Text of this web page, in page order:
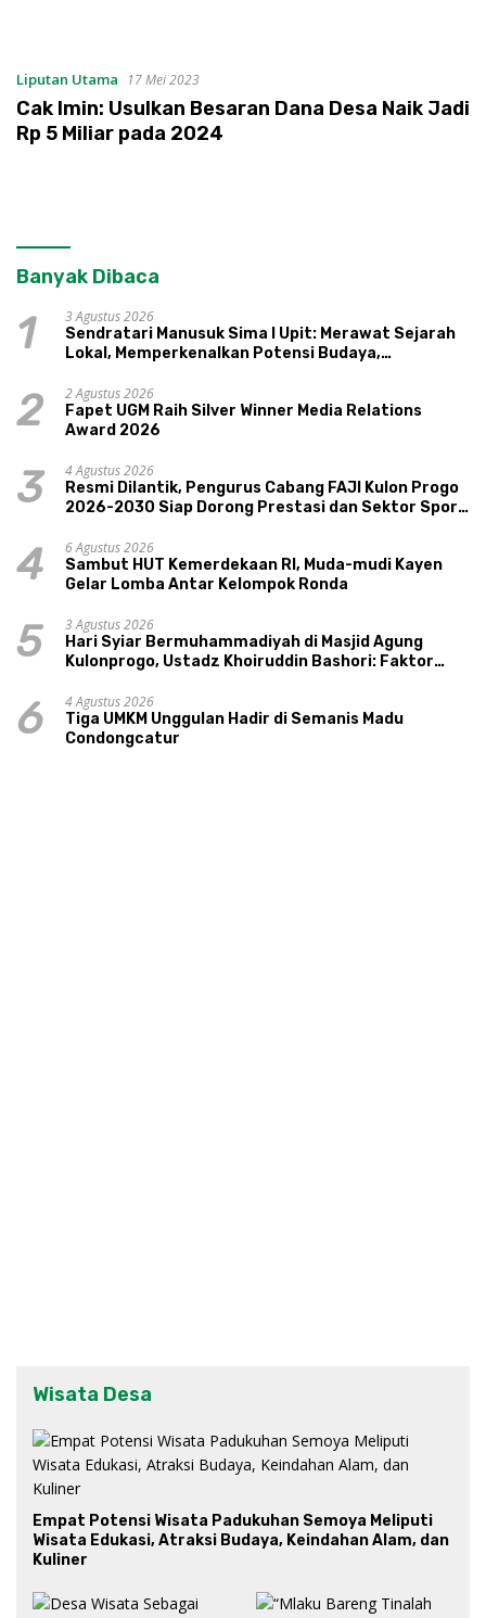
Liputan Utama 17 Mei 2023
Cak Imin: Usulkan Besaran Dana Desa Naik Jadi
Rp 5 Miliar pada 2024
Banyak Dibaca
1
3 Agustus 2026
Sendratari Manusuk Sima I Upit: Merawat Sejarah
Lokal, Memperkenalkan Potensi Budaya,
2
2 Agustus 2026
Fapet UGM Raih Silver Winner Media Relations
Award 2026
3
4 Agustus 2026
Resmi Dilantik, Pengurus Cabang FAJI Kulon Progo
2026-2030 Siap Dorong Prestasi dan Sektor Sport
4
6 Agustus 2026
Sambut HUT Kemerdekaan RI, Muda-mudi Kayen
Gelar Lomba Antar Kelompok Ronda
5
3 Agustus 2026
Hari Syiar Bermuhammadiyah di Masjid Agung
Kulonprogo, Ustadz Khoiruddin Bashori: Faktor
6
4 Agustus 2026
Tiga UMKM Unggulan Hadir di Semanis Madu
Condongcatur
Wisata Desa
Empat Potensi Wisata Padukuhan Semoya Meliputi
Wisata Edukasi, Atraksi Budaya, Keindahan Alam, dan
Kuliner